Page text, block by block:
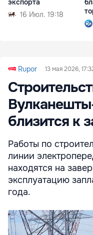
экспорта
16 Июл. 19:18
Rupor 13 мая 2026,
близится к
Работы по
линии
находятся на
эксплуатацию
года.